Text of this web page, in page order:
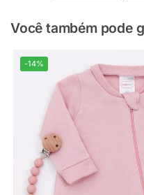
Você também pode
-14%